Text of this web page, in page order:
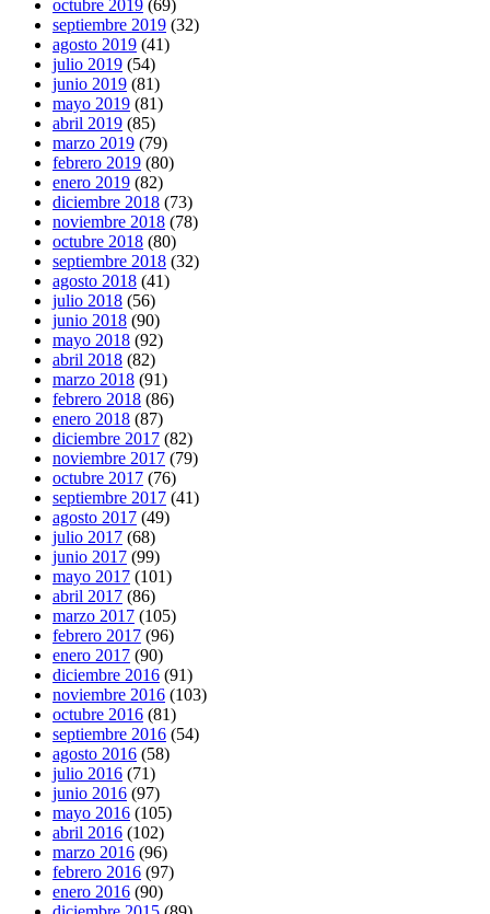
octubre 2019 (69)
septiembre 2019 (32)
agosto 2019 (41)
julio 2019 (54)
junio 2019 (81)
mayo 2019 (81)
abril 2019 (85)
marzo 2019 (79)
febrero 2019 (80)
enero 2019 (82)
diciembre 2018 (73)
noviembre 2018 (78)
octubre 2018 (80)
septiembre 2018 (32)
agosto 2018 (41)
julio 2018 (56)
junio 2018 (90)
mayo 2018 (92)
abril 2018 (82)
marzo 2018 (91)
febrero 2018 (86)
enero 2018 (87)
diciembre 2017 (82)
noviembre 2017 (79)
octubre 2017 (76)
septiembre 2017 (41)
agosto 2017 (49)
julio 2017 (68)
junio 2017 (99)
mayo 2017 (101)
abril 2017 (86)
marzo 2017 (105)
febrero 2017 (96)
enero 2017 (90)
diciembre 2016 (91)
noviembre 2016 (103)
octubre 2016 (81)
septiembre 2016 (54)
agosto 2016 (58)
julio 2016 (71)
junio 2016 (97)
mayo 2016 (105)
abril 2016 (102)
marzo 2016 (96)
febrero 2016 (97)
enero 2016 (90)